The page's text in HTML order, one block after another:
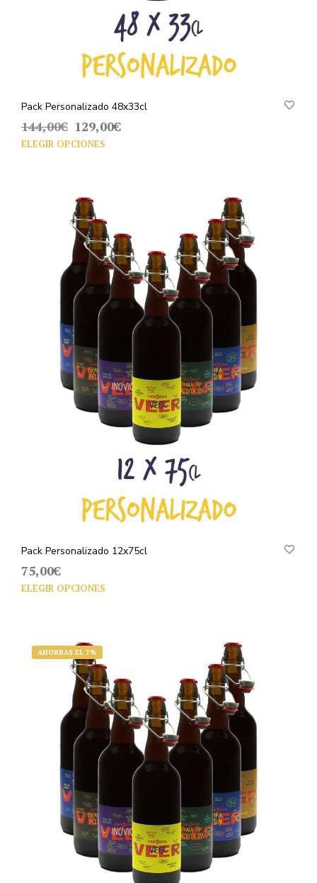
Pack Personalizado 48x33cl
144,00€ El
precio
144,00€.
129,00€El
ELEGIR OPCIONES
Pack Personalizado 12x75cl
75,00€
ELEGIR OPCIONES
AHORRAS EL 7%